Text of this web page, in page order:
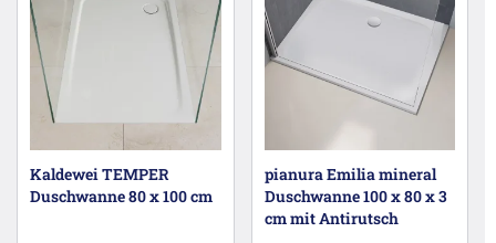
Kaldewei TEMPER
Duschwanne 80 x 100 cm
pianura Emilia mineral
Duschwanne 100 x 80 x 3
cm mit Antirutsch